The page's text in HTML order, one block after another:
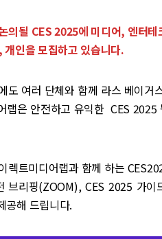
의될 CES 2025에 미디어, 엔터
인을 모집하고 있습니다.
도 여러 단체와 함께 라스 베이거
랩은 안전하고 유익한 CES 2025
렉트미디어랩과 함께 하는
브리핑(ZOOM), CES 2025 가
공해 드립니다.